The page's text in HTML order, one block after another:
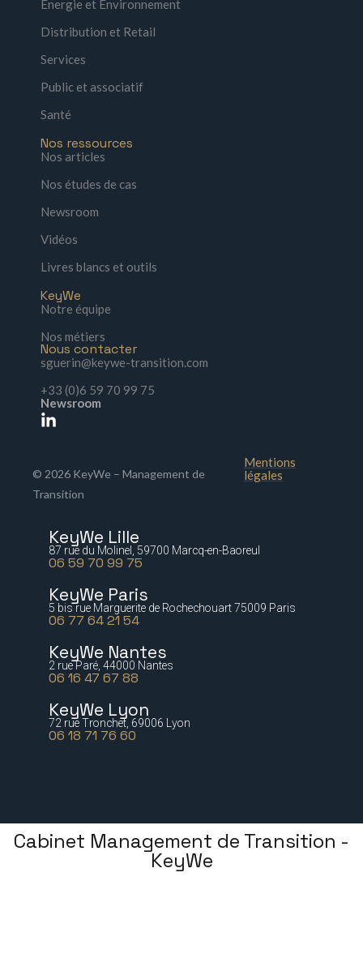
Énergie et Environnement
Distribution et Retail
Services
Public et associatif
Santé
Nos ressources
Nos articles
Nos études de cas
Newsroom
Vidéos
Livres blancs et outils
KeyWe
Notre équipe
Nos métiers
Nous contacter
sguerin@keywe-transition.com
+33 (0)6 59 70 99 75
Newsroom
© 2026 KeyWe – Management de
Transition
Mentions
légales
KeyWe Lille
87 rue du Molinel, 59700 Marcq-en-Baoreul
06 59 70 99 75
KeyWe Paris
5 bis rue Marguerite de Rochechouart 75009 Paris
06 77 64 21 54
KeyWe Nantes
2 rue Paré, 44000 Nantes
06 16 47 67 88
KeyWe Lyon
72 rue Tronchet, 69006 Lyon
06 18 71 76 60
Cabinet Management de Transition -
KeyWe